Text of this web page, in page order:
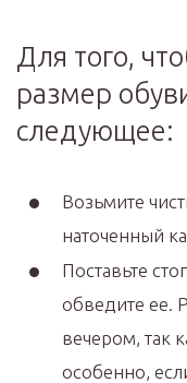
Для того,
размер
следующее:
Возьмите
наточенный
Поставьте
обведите ее.
вечером, так
особенно,